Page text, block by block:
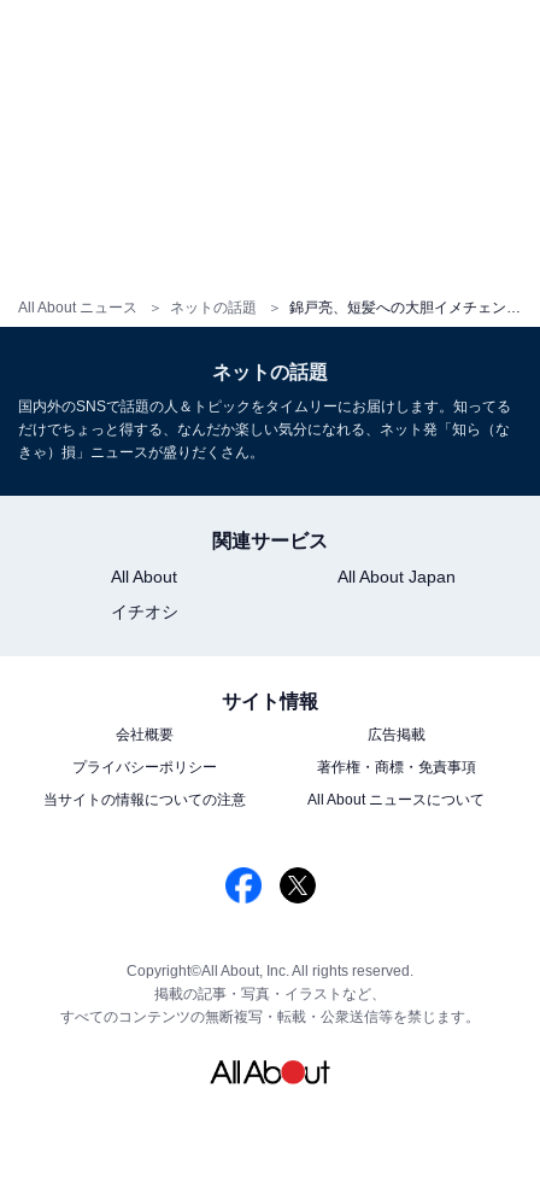
All About ニュース ネットの話題
ネットの話題
国内外のSNSで話題の人＆トピックをタイムリーにお届けします。知ってる
だけでちょっと得する、なんだか楽しい気分になれる、ネット発「知ら（な
きゃ）損」ニュースが盛りだくさん。
関連サービス
All About
All About Japan
イチオシ
サイト情報
会社概要
広告掲載
プライバシーポリシー
著作権・商標・免責事項
当サイトの情報についての注意
All About ニュースについて
Copyright©All About, Inc. All rights reserved.
掲載の記事・写真・イラストなど、
すべてのコンテンツの無断複写・転載・公衆送信等を禁じます。